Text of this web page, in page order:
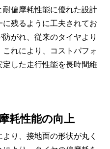
偏摩耗性能に優れた設計
残るように工夫されてお
がれ、従来のタイヤより
れにより、コストパフォ
した走行性能を長時間維
耗性能の向上
り、接地面の形状が丸く